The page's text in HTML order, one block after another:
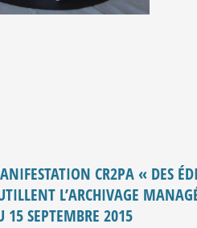
CR2PA « DES
L’ARCHIVAGE
15 SEPTEMBRE 2015